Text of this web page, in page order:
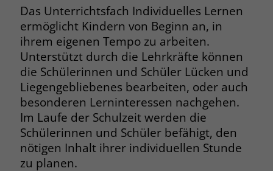
Das Unterrichtsfach Individuelles Lernen
ermöglicht Kindern von Beginn an, in
ihrem eigenen Tempo zu arbeiten.
Unterstützt durch die Lehrkräfte können
die Schülerinnen und Schüler Lücken und
Liegengebliebenes bearbeiten, oder auch
besonderen Lerninteressen nachgehen.
Im Laufe der Schulzeit werden die
Schülerinnen und Schüler befähigt, den
nötigen Inhalt ihrer individuellen Stunde
zu planen.